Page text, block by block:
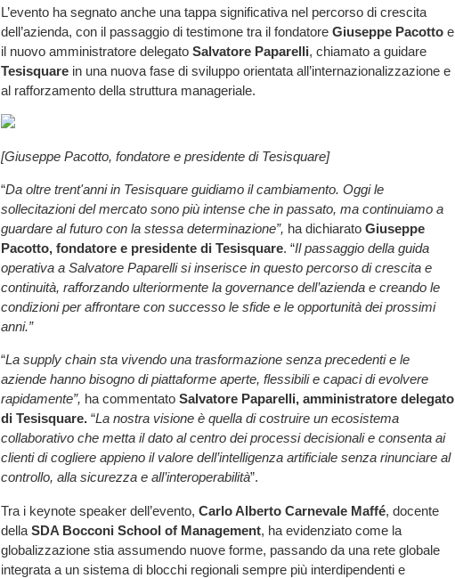
L’evento ha segnato anche una tappa significativa nel percorso di crescita
dell’azienda, con il passaggio di testimone tra il fondatore Giuseppe Pacotto e
il nuovo amministratore delegato Salvatore Paparelli, chiamato a guidare
Tesisquare in una nuova fase di sviluppo orientata all’internazionalizzazione e
al rafforzamento della struttura manageriale.
[Giuseppe Pacotto, fondatore e presidente di Tesisquare]
“Da oltre trent'anni in Tesisquare guidiamo il cambiamento. Oggi le
sollecitazioni del mercato sono più intense che in passato, ma continuiamo a
guardare al futuro con la stessa determinazione”, ha dichiarato Giuseppe
Pacotto, fondatore e presidente di Tesisquare. “Il passaggio della guida
operativa a Salvatore Paparelli si inserisce in questo percorso di crescita e
continuità, rafforzando ulteriormente la governance dell’azienda e creando le
condizioni per affrontare con successo le sfide e le opportunità dei prossimi
anni.”
“La supply chain sta vivendo una trasformazione senza precedenti e le
aziende hanno bisogno di piattaforme aperte, flessibili e capaci di evolvere
rapidamente”, ha commentato Salvatore Paparelli, amministratore delegato
di Tesisquare. “La nostra visione è quella di costruire un ecosistema
collaborativo che metta il dato al centro dei processi decisionali e consenta ai
clienti di cogliere appieno il valore dell’intelligenza artificiale senza rinunciare al
controllo, alla sicurezza e all’interoperabilità”.
Tra i keynote speaker dell’evento, Carlo Alberto Carnevale Maffé, docente
della SDA Bocconi School of Management, ha evidenziato come la
globalizzazione stia assumendo nuove forme, passando da una rete globale
integrata a un sistema di blocchi regionali sempre più interdipendenti e